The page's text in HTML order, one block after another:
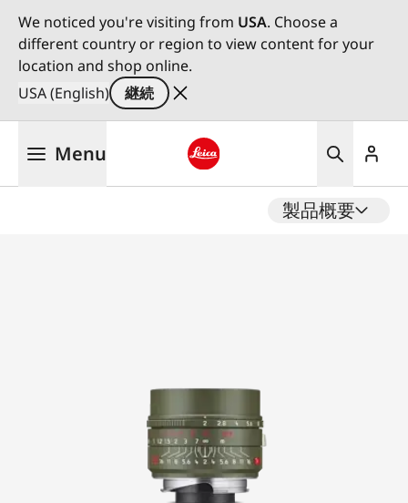
We noticed you're visiting from USA. Choose a
different country or region to view content for your
location and shop online.
USA (English)
継続
Menu
製品概要